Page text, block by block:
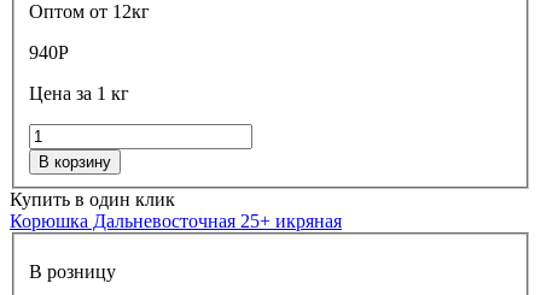
Оптом от 12кг
940Р
Цена за 1 кг
В корзину
Купить в один клик
Корюшка Дальневосточная 25+ икряная
В розницу